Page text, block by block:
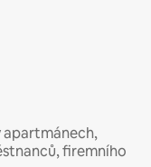
apartmánech,
firemního